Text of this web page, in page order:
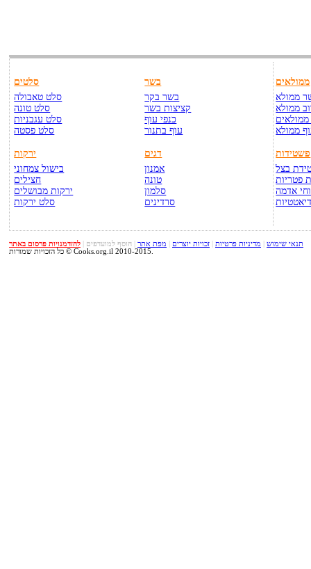
סלטים
סלט טאבולה
סלט טונה
סלט עגבניות
סלט פסטה
ירקות
בישול צמחוני
חצילים
ירקות מבושלים
סלט ירקות
בשר
בשר בקר
קציצות בשר
כנפי עוף
עוף בתנור
דגים
אמנון
טונה
סלמון
סרדינים
ממולאים
ממולא
ממולא
ממולא
פשטידות
בצל
פטריות
אדמה
תנאי שימוש מדיניות פרטיות זכויות יוצרים מפת אתר הוסף למועדפים
להזדמנויות פרסום באתר
כל הזכויות שמורות © Cooks.org.il 2010-2015.